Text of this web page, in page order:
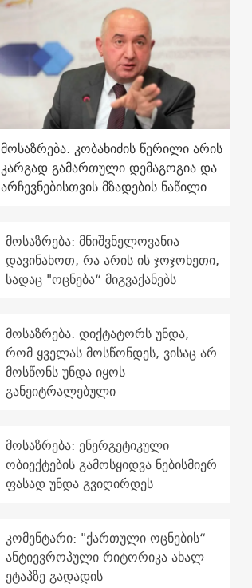
მოსაზრება: კობახიძის წერილი არის
კარგად გამართული დემაგოგია და
არჩევნებისთვის მზადების ნაწილი
მოსაზრება: მნიშვნელოვანია
დავინახოთ, რა არის ის ჯოჯოხეთი,
სადაც "ოცნება“ მიგვაქანებს
მოსაზრება: დიქტატორს უნდა,
რომ ყველას მოსწონდეს, ვისაც არ
მოსწონს უნდა იყოს
განეიტრალებული
მოსაზრება: ენერგეტიკული
ობიექტების გამოსყიდვა ნებისმიერ
ფასად უნდა გვიღირდეს
კომენტარი: "ქართული ოცნების“
ანტიევროპული რიტორიკა ახალ
ეტაპზე გადადის